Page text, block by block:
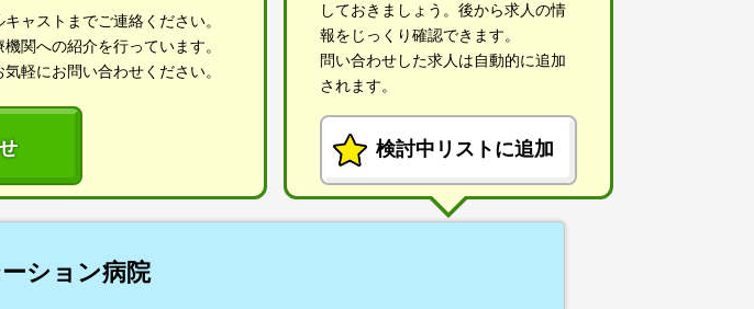
ャストまでご連絡ください。
関への紹介を行っています。
軽にお問い合わせください。
しておきましょう。後から求人の情
報をじっくり確認できます。
問い合わせした求人は自動的に追加
されます。
検討中リストに追加
ション病院